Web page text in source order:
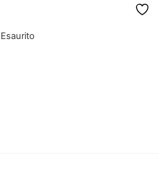
Esaurito